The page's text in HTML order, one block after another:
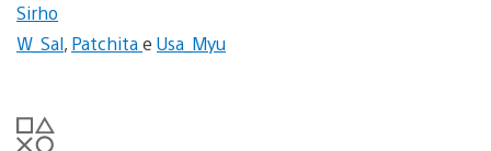
Sirho
W_Sal, Patchitae Usa_Myu